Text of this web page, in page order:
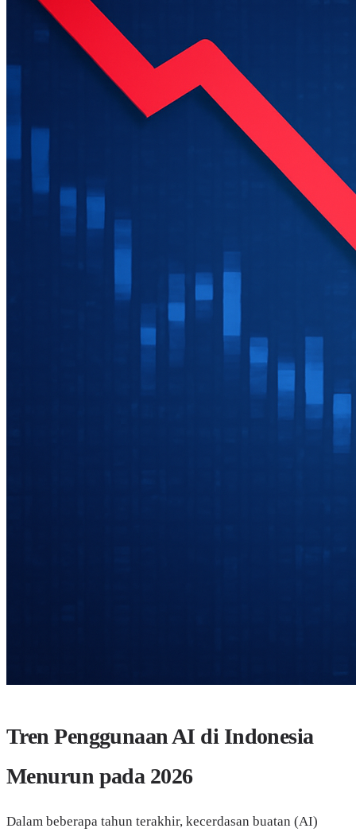
Tren Penggunaan AI di Indonesia
Menurun pada 2026
Dalam beberapa tahun terakhir, kecerdasan buatan (AI)